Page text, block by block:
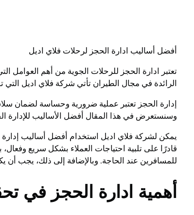
أفضل أساليب ادارة الحجز لرحلات فلاي اديل
تعتبر ادارة الحجز للرحلات الجوية من أهم العوامل
الرائدة في مجال الطيران تأتي شركة فلاي اديل
إدارة الحجز تعتبر عملية ضرورية وحساسة لضمان
وسنستعرض في هذا المقال أفضل الأساليب للإدارة
يمكن لشركة فلاي اديل استخدام أفضل أساليب
قادرًا على تلبية احتياجات العملاء بشكل سريع
للمسافرين عند الحاجة. وبالإضافة إلى ذلك، يجب أن
أهمية ادارة الحجز في